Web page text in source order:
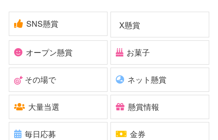
SNS懸賞 X懸賞
オープン懸賞 お菓子
その場で ネット懸賞
大量当選 懸賞情報
毎日応募 金券